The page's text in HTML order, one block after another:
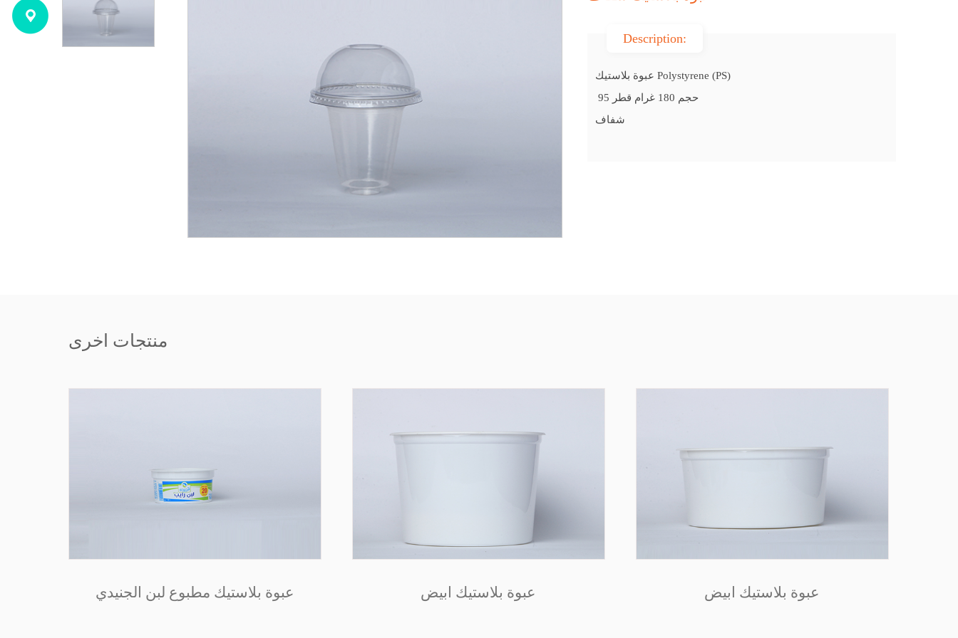
Description:
عبوة بلاستيك Polystyrene (PS)
حجم 180 غرام قطر 95
شفاف
منتجات اخرى
عبوة بلاستيك مطبوع لبن الجنيدي عبوة بلاستيك ابيض عبوة بلاستيك ابيض